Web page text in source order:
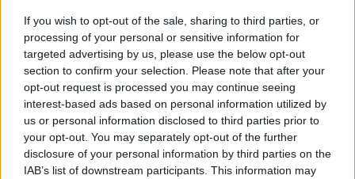
If you wish to opt-out of the sale, sharing to third parties, or
processing of your personal or sensitive information for
targeted advertising by us, please use the below opt-out
section to confirm your selection. Please note that after your
opt-out request is processed you may continue seeing
interest-based ads based on personal information utilized by
us or personal information disclosed to third parties prior to
your opt-out. You may separately opt-out of the further
disclosure of your personal information by third parties on the
IAB’s list of downstream participants. This information may